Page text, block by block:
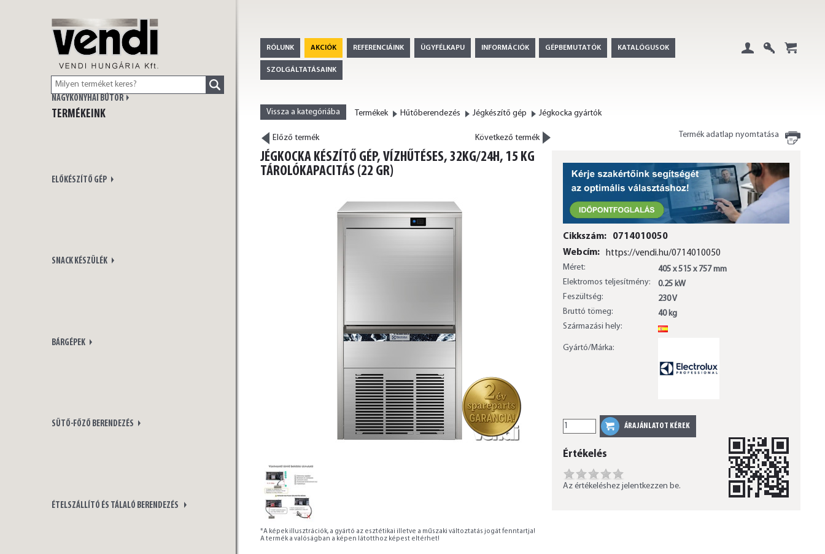
HUNGÁRIA Kft.
TERMÉKEINK
NAGYKONYHAI BÚTOR
ELŐKÉSZÍTŐ GÉP
SNACK KÉSZÜLÉK
BÁRGÉPEK
SÜTŐ-FŐZŐ BERENDEZÉS
ÉTELSZÁLLÍTÓ ÉS TÁLALÓ BERENDEZÉS
RÓLUNK AKCIÓK REFERENCIÁINK ÜGYFÉLKAPU INFORMÁCIÓK GÉPBEMUTATÓK KATALÓGUSOK
SZOLGÁLTATÁSAINK
Vissza a kategóriába Termékek Hűtőberendezés Jégkészítő gép Jégkocka gyártók
Előző termék Következő termék Termék adatlap nyomtatása
JÉGKOCKA KÉSZÍTŐ GÉP, VÍZHŰTÉSES, 32KG/24H, 15 KG
TÁROLÓKAPACITÁS (22 GR)
*A képek illusztrációk, a gyártó az esztétikai illetve a műszaki változtatás jogát fenntartja!
A termék a valóságban a képen látotthoz képest eltérhet!
Cikkszám:
0714010050
Webcím:
https://vendi.hu/0714010050
Méret:
405 x 515 x 757 mm
Elektromos teljesítmény:
0.25 kW
Feszültség:
230 V
Bruttó tömeg:
40 kg
Származási hely:
Gyártó/Márka:
Értékelés
Az értékeléshez jelentkezzen be.